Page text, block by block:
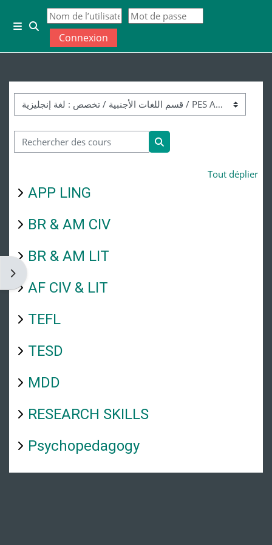
Passer au contenu principal
Panneau latéral
Activer/désactiver la saisie de recherche
Connexion
Ouvrir le tiroir des blocs
Catégories de cours
Rechercher des cours
Rechercher des cours
Tout déplier
APP LING
BR & AM CIV
BR & AM LIT
AF CIV & LIT
TEFL
TESD
MDD
RESEARCH SKILLS
Psychopedagogy